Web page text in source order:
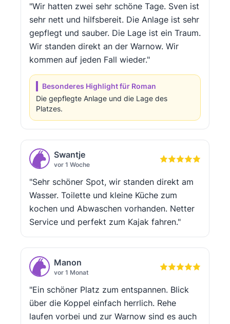
"Wir hatten zwei sehr schöne Tage. Sven ist
sehr nett und hilfsbereit. Die Anlage ist sehr
gepflegt und sauber. Die Lage ist ein Traum.
Wir standen direkt an der Warnow. Wir
kommen auf jeden Fall wieder."
Besonderes Highlight für Roman
Die gepflegte Anlage und die Lage des
Platzes.
Swantje
vor 1 Woche
"Sehr schöner Spot, wir standen direkt am
Wasser. Toilette und kleine Küche zum
kochen und Abwaschen vorhanden. Netter
Service und perfekt zum Kajak fahren."
Manon
vor 1 Monat
"Ein schöner Platz zum entspannen. Blick
über die Koppel einfach herrlich. Rehe
laufen vorbei und zur Warnow sind es auch